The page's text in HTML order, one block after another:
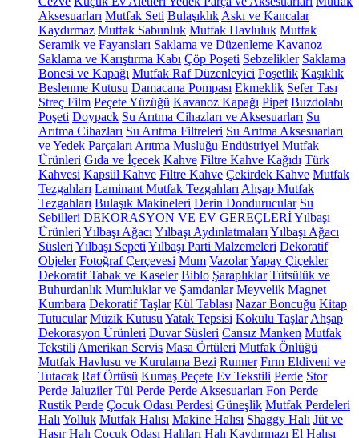
Aksesuarları Mutfak Seti Bulaşıklık Askı ve Kancalar
Kaydırmaz Mutfak Sabunluk Mutfak Havluluk Mutfak
Seramik ve Fayansları Saklama ve Düzenleme Kavanoz
Saklama ve Karıştırma Kabı Çöp Poşeti Sebzelikler Saklama
Bonesi ve Kapağı Mutfak Raf Düzenleyici Poşetlik Kaşıklık
Beslenme Kutusu Damacana Pompası Ekmeklik Sefer Tası
Streç Film Peçete Yüzüğü Kavanoz Kapağı Pipet Buzdolabı
Poşeti Doypack Su Arıtma Cihazları ve Aksesuarları Su
Arıtma Cihazları Su Arıtma Filtreleri Su Arıtma Aksesuarları
ve Yedek Parçaları Arıtma Musluğu Endüstriyel Mutfak
Ürünleri Gıda ve İçecek Kahve Filtre Kahve Kağıdı Türk
Kahvesi Kapsül Kahve Filtre Kahve Çekirdek Kahve Mutfak
Tezgahları Laminant Mutfak Tezgahları Ahşap Mutfak
Tezgahları Bulaşık Makineleri Derin Dondurucular Su
Sebilleri DEKORASYON VE EV GEREÇLERİYılbaşı
Ürünleri Yılbaşı Ağacı Yılbaşı Aydınlatmaları Yılbaşı Ağacı
Süsleri Yılbaşı Sepeti Yılbaşı Parti Malzemeleri Dekoratif
Objeler Fotoğraf Çerçevesi Mum VazolarYapay Çiçekler
Dekoratif Tabak ve Kaseler Biblo Şaraplıklar Tütsülük ve
Buhurdanlık Mumluklar ve Şamdanlar Meyvelik Magnet
Kumbara Dekoratif Taşlar Kül Tablası Nazar Boncuğu Kitap
Tutucular Müzik Kutusu Yatak Tepsisi Kokulu Taşlar Ahşap
Dekorasyon Ürünleri Duvar Süsleri Cansız Manken Mutfak
Tekstili Amerikan Servis Masa Örtüleri Mutfak Önlüğü
Mutfak Havlusu ve Kurulama Bezi Runner Fırın Eldiveni ve
Tutacak Raf Örtüsü Kumaş Peçete Ev Tekstili Perde Stor
Perde Jaluziler Tül Perde Perde Aksesuarları Fon Perde
Rustik Perde Çocuk Odası Perdesi Güneşlik Mutfak Perdeleri
Halı Yolluk Mutfak Halısı Makine Halısı Shaggy Halı Jüt ve
Hasır Halı Çocuk Odası Halıları Halı Kaydırmazı El Halısı